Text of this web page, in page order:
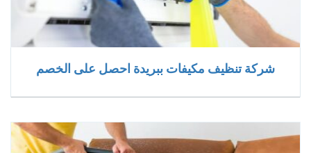
شركة تنظيف مكيفات ببريدة احصل على الخصم